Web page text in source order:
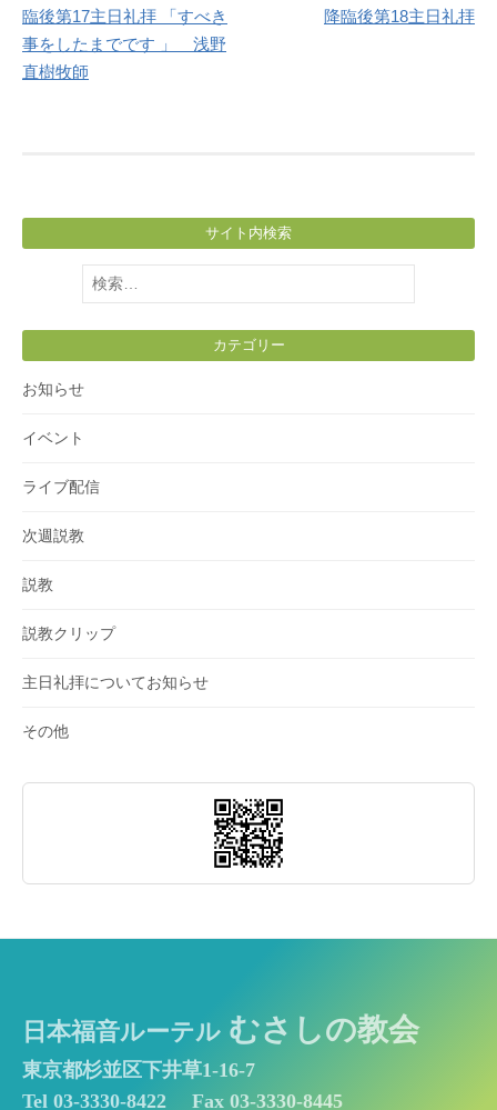
臨後第17主日礼拝 「すべき
事をしたまでです 」 浅野
直樹牧師
降臨後第18主日礼拝
サイト内検索
検
索:
カテゴリー
お知らせ
イベント
ライブ配信
次週説教
説教
説教クリップ
主日礼拝についてお知らせ
その他
日本福音ルーテル むさしの教会
東京都杉並区下井草1-16-7
Tel 03-3330-8422
Fax 03-3330-8445